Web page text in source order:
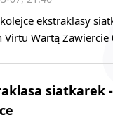
ekstraklasy
Virtu Wartą Zawiercie
siatkarek